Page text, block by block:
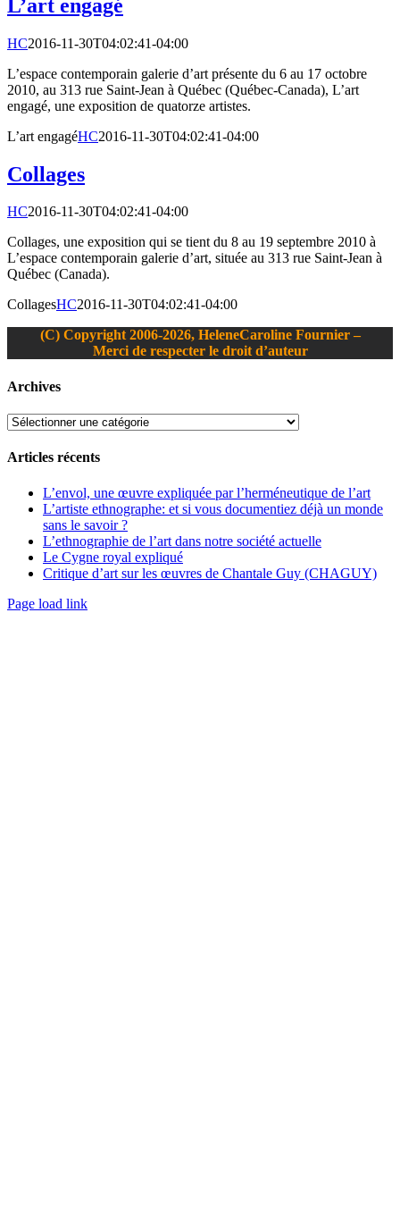
L’art engagé
HC2016-11-30T04:02:41-04:00
L’espace contemporain galerie d’art présente du 6 au 17 octobre
2010, au 313 rue Saint-Jean à Québec (Québec-Canada), L’art
engagé, une exposition de quatorze artistes.
L’art engagéHC2016-11-30T04:02:41-04:00
Collages
HC2016-11-30T04:02:41-04:00
Collages, une exposition qui se tient du 8 au 19 septembre 2010 à
L’espace contemporain galerie d’art, située au 313 rue Saint-Jean à
Québec (Canada).
CollagesHC2016-11-30T04:02:41-04:00
(C) Copyright 2006-2026, HeleneCaroline Fournier –
Merci de respecter le droit d’auteur
Bascule
la
zone
de
la
coulissante
Archives
Archives
Articles récents
L’envol, une œuvre expliquée par l’herméneutique de l’art
L’artiste ethnographe: et si vous documentiez déjà un monde
sans le savoir ?
L’ethnographie de l’art dans notre société actuelle
Le Cygne royal expliqué
Critique d’art sur les œuvres de Chantale Guy (CHAGUY)
Page load link